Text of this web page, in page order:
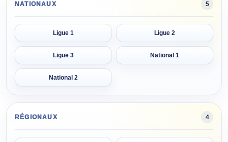
NATIONAUX 5
Ligue 1 Ligue 2
Ligue 3 National 1
National 2
RÉGIONAUX 4